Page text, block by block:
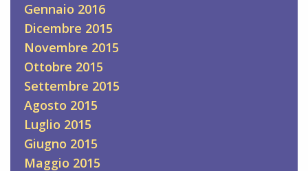
Gennaio 2016
Dicembre 2015
Novembre 2015
Ottobre 2015
Settembre 2015
Agosto 2015
Luglio 2015
Giugno 2015
Maggio 2015